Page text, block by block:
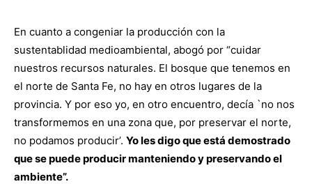
En cuanto a congeniar la producción con la
sustentablidad medioambiental, abogó por “cuidar
nuestros recursos naturales. El bosque que tenemos en
el norte de Santa Fe, no hay en otros lugares de la
provincia. Y por eso yo, en otro encuentro, decía `no nos
transformemos en una zona que, por preservar el norte,
no podamos producir’. Yo les digo que está demostrado
que se puede producir manteniendo y preservando el
ambiente”.